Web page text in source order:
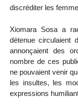
discréditer les
Xiomara Sosa a
détenue circulaient
annonçaient des
nombre de ces
ne pouvaient venir
les insultes, les
expressions